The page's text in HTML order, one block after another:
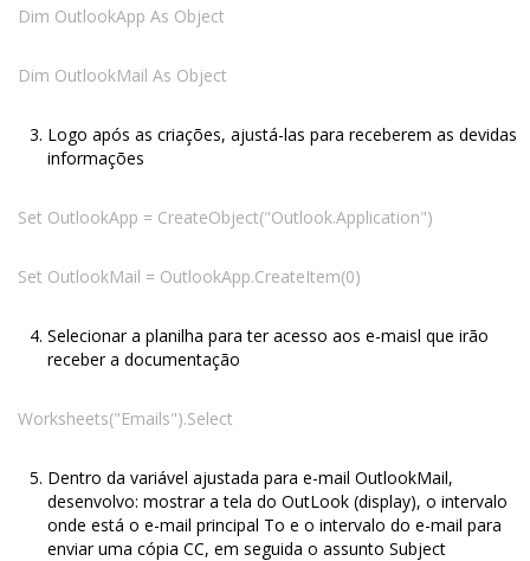
Dim OutlookApp As Object
Dim OutlookMail As Object
Logo após as criações, ajustá-las para receberem as devidas
informações
Set OutlookApp = CreateObject("Outlook.Application")
Set OutlookMail = OutlookApp.CreateItem(0)
Selecionar a planilha para ter acesso aos e-maisl que irão
receber a documentação
Worksheets("Emails").Select
Dentro da variável ajustada para e-mail OutlookMail,
desenvolvo: mostrar a tela do OutLook (display), o intervalo
onde está o e-mail principal To e o intervalo do e-mail para
enviar uma cópia CC, em seguida o assunto Subject